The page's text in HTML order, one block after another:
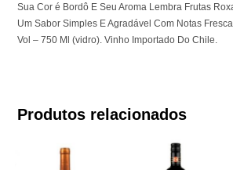
Sua Cor é Bordô E Seu Aroma Lembra Frutas
Um Sabor Simples E Agradável Com Notas
Vol – 750 Ml (vidro). Vinho Importado Do Chile.
Produtos relacionados